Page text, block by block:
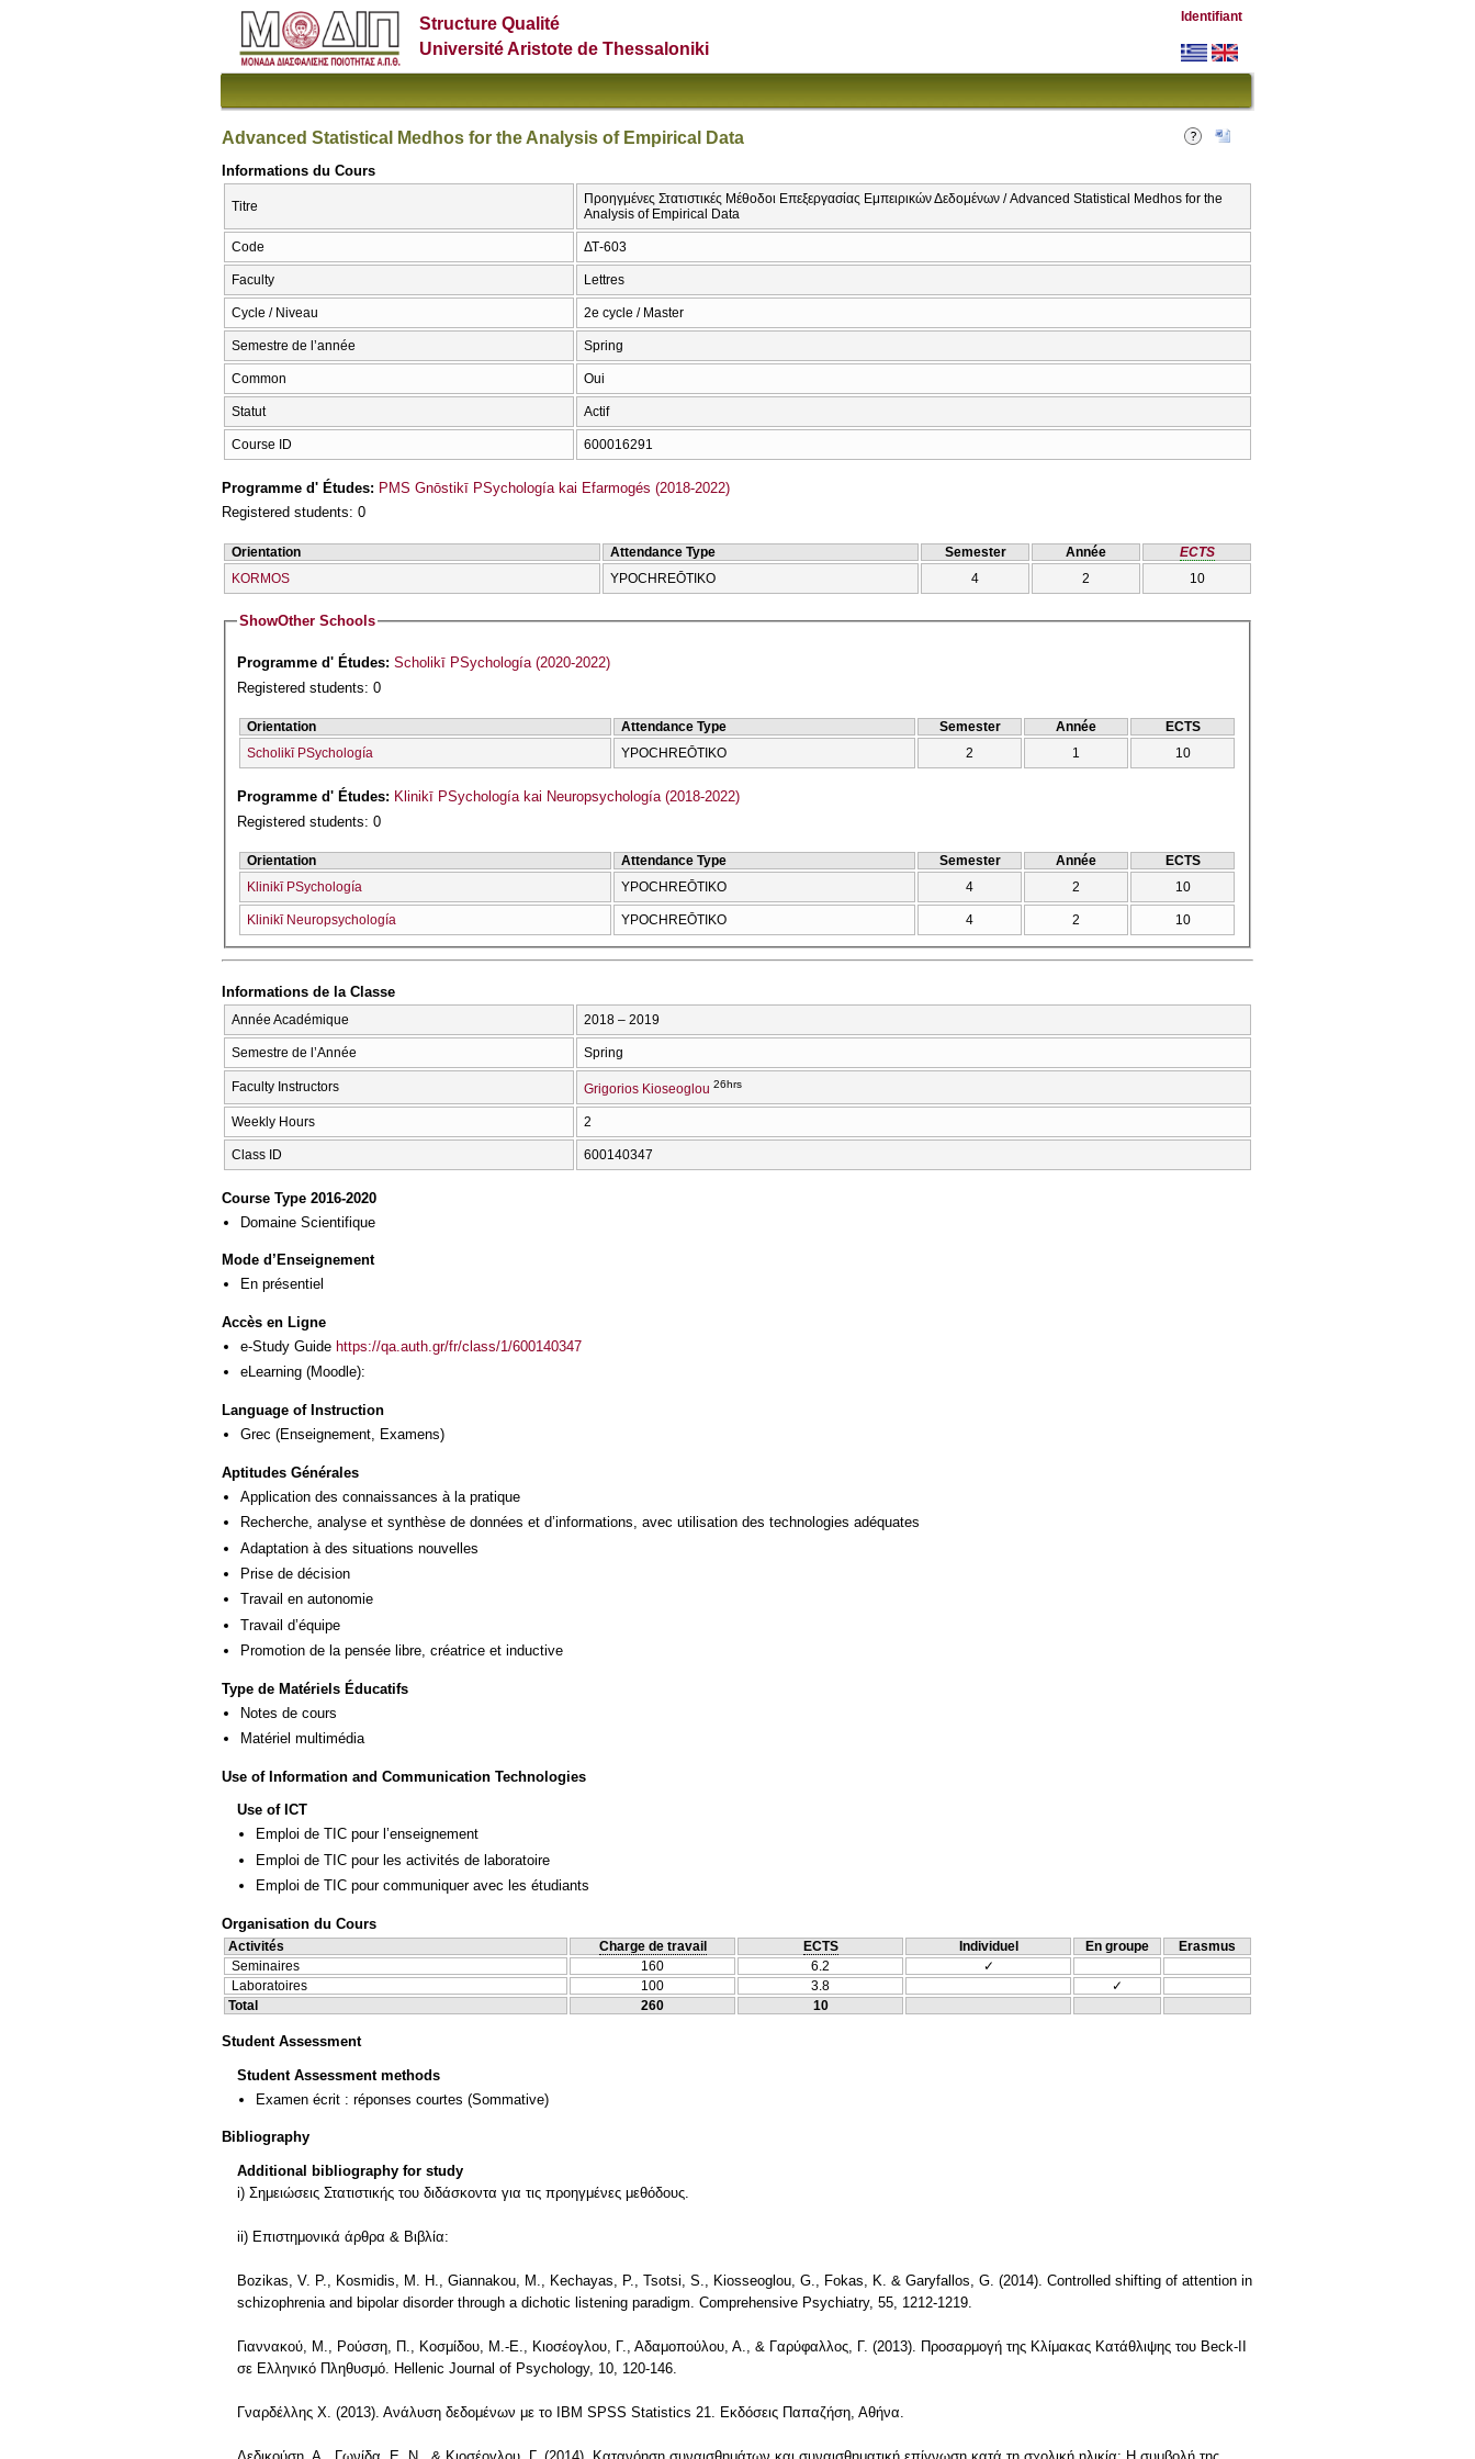
Structure Qualité
Université Aristote de Thessaloniki
Identifiant
Advanced Statistical Medhos for the Analysis of Empirical Data
Informations du Cours
Titre
Προηγμένες Στατιστικές Μέθοδοι Επεξεργασίας Εμπειρικών Δεδομένων / Advanced Statistical Medhos for the
Analysis of Empirical Data
Code ΔΤ-603
Faculty Lettres
Cycle / Niveau 2e cycle / Master
Semestre de l’année Spring
Common Oui
Statut Actif
Course ID 600016291
Programme d' Études: PMS Gnōstikī PSychología kai Efarmogés (2018-2022)
Registered students: 0
Orientation Attendance Type Semester Année
ECTS
KORMOS
YPOCΗREŌTIKO 4 2 10
ShowOther Schools
Programme d' Études:Scholikī PSychología (2020-2022)
Registered students: 0
Orientation Attendance Type Semester Année
ECTS
Scholikī PSychología
YPOCΗREŌTIKO 2 1 10
Programme d' Études: Klinikī PSychología kai Neuropsychología (2018-2022)
Registered students: 0
Orientation Attendance Type Semester Année
ECTS
Klinikī PSychología
YPOCΗREŌTIKO 4 2 10
Klinikī Neuropsychología YPOCΗREŌTIKO 4 2 10
Informations de la Classe
Année Académique 2018 – 2019
Semestre de l’Année Spring
Faculty Instructors Grigorios Kioseoglou 26hrs
Weekly Hours 2
Class ID 600140347
Course Type 2016-2020
Domaine Scientifique
Mode d’Enseignement
En présentiel
Accès en Ligne
e-Study Guide https://qa.auth.gr/fr/class/1/600140347
eLearning (Moodle):
Language of Instruction
Grec (Enseignement, Examens)
Aptitudes Générales
Application des connaissances à la pratique
Recherche, analyse et synthèse de données et d’informations, avec utilisation des technologies adéquates
Adaptation à des situations nouvelles
Prise de décision
Travail en autonomie
Travail d’équipe
Promotion de la pensée libre, créatrice et inductive
Type de Matériels Éducatifs
Notes de cours
Matériel multimédia
Use of Information and Communication Technologies
Use of ICT
Emploi de TIC pour l’enseignement
Emploi de TIC pour les activités de laboratoire
Emploi de TIC pour communiquer avec les étudiants
Organisation du Cours
Activités Charge de travail ECTS Individuel En groupe
Erasmus
Seminaires
160 6.2
✓
Laboratoires
100 3.8
✓
Total
260 10
Student Assessment
Student Assessment methods
Examen écrit : réponses courtes (Sommative)
Bibliography
Additional bibliography for study
i) Σημειώσεις Στατιστικής του διδάσκοντα για τις προηγμένες μεθόδους.
ii) Επιστημονικά άρθρα & Βιβλία:
Bozikas, V. P., Kosmidis, M. H., Giannakou, M., Kechayas, P., Tsotsi, S., Kiosseoglou, G., Fokas, K. & Garyfallos, G. (2014). Controlled shifting of attention in
schizophrenia and bipolar disorder through a dichotic listening paradigm. Comprehensive Psychiatry, 55, 1212-1219.
Γιαννακού, M., Ρούσση, Π., Κοσμίδου, Μ.-Ε., Κιοσέογλου, Γ., Αδαμοπούλου, Α., & Γαρύφαλλος, Γ. (2013). Προσαρμογή της Κλίμακας Κατάθλιψης του Beck-ΙΙ
σε Ελληνικό Πληθυσμό. Hellenic Journal of Psychology, 10, 120-146.
Γναρδέλλης Χ. (2013). Ανάλυση δεδομένων με το IBM SPSS Statistics 21. Εκδόσεις Παπαζήση, Αθήνα.